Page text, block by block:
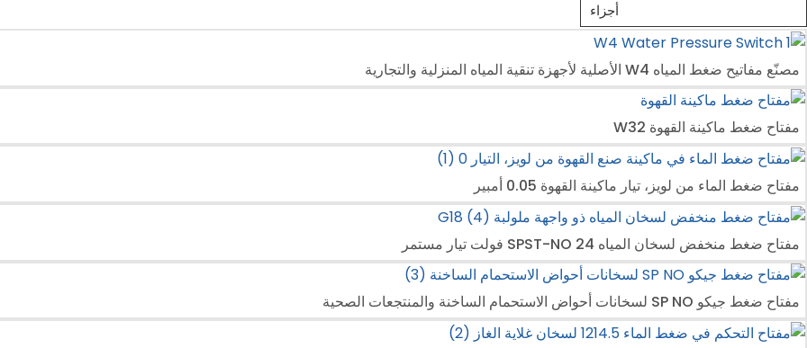
أجزاء
مصنّع مفاتيح ضغط المياه W4 الأصلية لأجهزة تنقية المياه المنزلية والتجارية
مفتاح ضغط ماكينة القهوة W32
مفتاح ضغط الماء من لويز، تيار ماكينة القهوة 0.05 أمبير
مفتاح ضغط منخفض لسخان المياه SPST-NO 24 فولت تيار مستمر
مفتاح ضغط جيكو SP NO لسخانات أحواض الاستحمام الساخنة والمنتجعات الصحية